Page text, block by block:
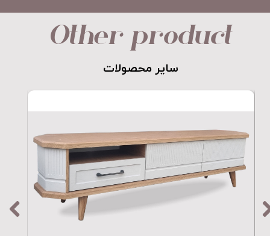
Other product
​​​​​​​سایر محصولات​​​​​​​